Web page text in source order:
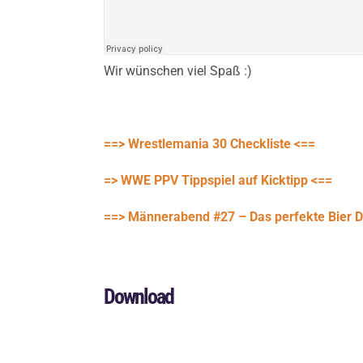
Wir wünschen viel Spaß :)
==> Wrestlemania 30 Checkliste <==
=> WWE PPV Tippspiel auf Kicktipp <==
==> Männerabend #27 – Das perfekte Bier
Download